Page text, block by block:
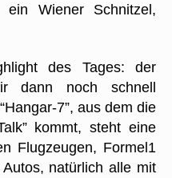
ein Wiener Schnitzel,
des Tages: der
dann noch schnell
7”, aus dem die
kommt, steht eine
Flugzeugen, Formel1
natürlich alle mit